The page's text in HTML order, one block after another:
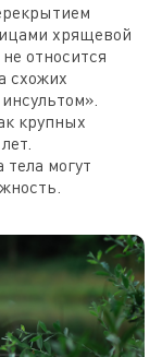
хрящевой
относится
схожих
крупных
могут